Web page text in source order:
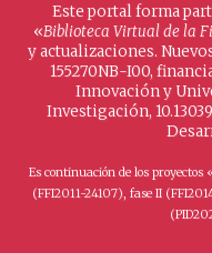
Este portal forma
«Biblioteca Virtual de la
y actualizaciones.
155270NB-I00,
Innovación y
Investigación,
Es continuación de los proyectos
(FFI2011-24107), fase II